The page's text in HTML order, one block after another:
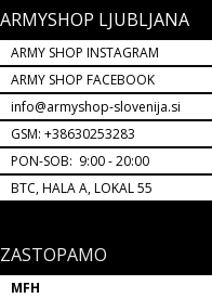
ARMYSHOP LJUBLJANA
ARMY SHOP INSTAGRAM
ARMY SHOP FACEBOOK
info@armyshop-slovenija.si
GSM: +38630253283
PON-SOB: 9:00 - 20:00
BTC, HALA A, LOKAL 55
ZASTOPAMO
MFH